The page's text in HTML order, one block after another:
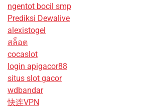
ngentot bocil smp
Prediksi Dewalive
alexistogel
สล็อต
cocaslot
login apigacor88
situs slot gacor
wdbandar
快连VPN